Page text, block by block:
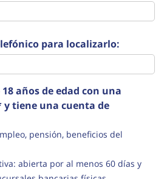
para localizarlo:
años de edad con una
y tiene una cuenta de
abierta por al menos 60 días y